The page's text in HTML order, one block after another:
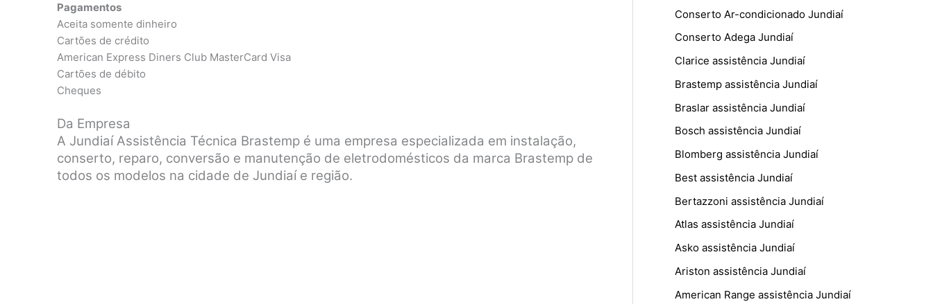
Pagamentos
Aceita somente dinheiro
Cartões de crédito
American Express Diners Club MasterCard Visa
Cartões de débito
Cheques
Da Empresa
A Jundiaí Assistência Técnica Brastemp é uma empresa especializada em instalação,
conserto, reparo, conversão e manutenção de eletrodomésticos da marca Brastemp de
todos os modelos na cidade de Jundiaí e região.
Conserto Ar-condicionado Jundiaí
Conserto Adega Jundiaí
Clarice assistência Jundiaí
Brastemp assistência Jundiaí
Braslar assistência Jundiaí
Bosch assistência Jundiaí
Blomberg assistência Jundiaí
Best assistência Jundiaí
Bertazzoni assistência Jundiaí
Atlas assistência Jundiaí
Asko assistência Jundiaí
Ariston assistência Jundiaí
American Range assistência Jundiaí